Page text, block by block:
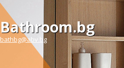
Bathroom.bg
bathbg@abv.bg